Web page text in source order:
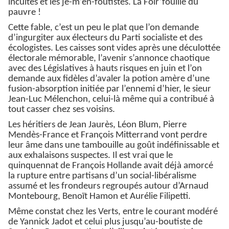
incultes et les je-m’en-foutistes. La Foir’fouille du
pauvre !
Cette fable, c’est un peu le plat que l’on demande
d’ingurgiter aux électeurs du Parti socialiste et des
écologistes. Les caisses sont vides après une déculottée
électorale mémorable, l’avenir s’annonce chaotique
avec des Législatives à hauts risques en juin et l’on
demande aux fidèles d’avaler la potion amère d’une
fusion-absorption initiée par l’ennemi d’hier, le sieur
Jean-Luc Mélenchon, celui-là même qui a contribué à
tout casser chez ses voisins.
Les héritiers de Jean Jaurès, Léon Blum, Pierre
Mendès-France et François Mitterrand vont perdre
leur âme dans une tambouille au goût indéfinissable et
aux exhalaisons suspectes. Il est vrai que le
quinquennat de François Hollande avait déjà amorcé
la rupture entre partisans d’un social-libéralisme
assumé et les frondeurs regroupés autour d’Arnaud
Montebourg, Benoït Hamon et Aurélie Filipetti.
Même constat chez les Verts, entre le courant modéré
de Yannick Jadot et celui plus jusqu’au-boutiste de